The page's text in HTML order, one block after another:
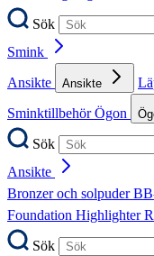
Sök
Smink
Ansikte
Ansikte
SminktillbehörÖgon
Sök
Ansikte
Bronzer och solpuder
Foundation Highlighter
Sök